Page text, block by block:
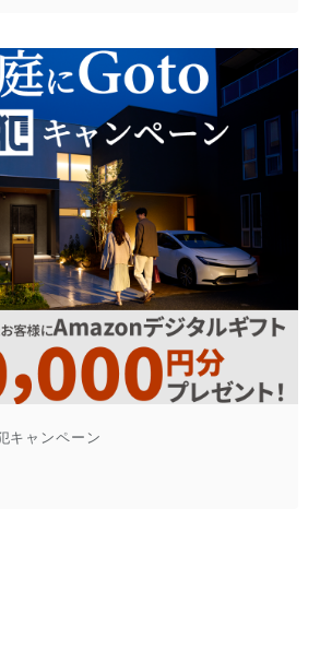
キャンペーン